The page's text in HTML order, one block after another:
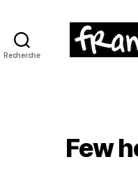
Recherche
Few